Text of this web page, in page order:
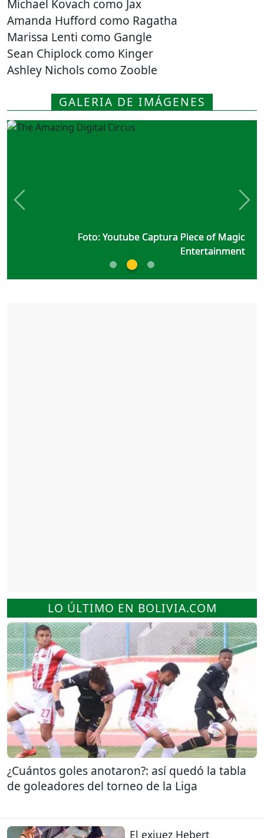
Michael Kovach como Jax
Amanda Hufford como Ragatha
Marissa Lenti como Gangle
Sean Chiplock como Kinger
Ashley Nichols como Zooble
GALERIA DE IMÁGENES
Foto: Youtube Captura Piece of Magic
Entertainment
Foto: Youtube Captura Piece of Magic
Entertainment
Foto: Youtube Captura Piece of Magic
Entertainment
Previous Next
LO ÚLTIMO EN BOLIVIA.COM
¿Cuántos goles anotaron?: así quedó la tabla
de goleadores del torneo de la Liga
El exjuez Hebert